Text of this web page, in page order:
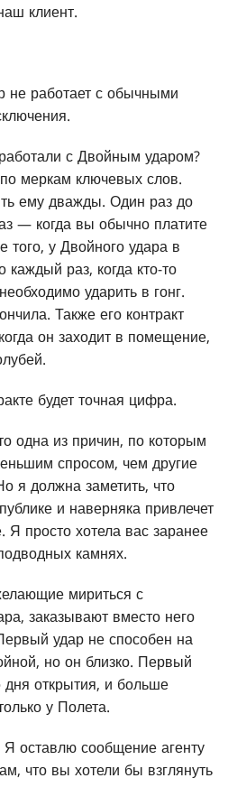
клиент.
работает с обычными
с Двойным ударом?
меркам ключевых слов.
ему дважды. Один раз до
— когда вы обычно платите
у Двойного удара в
каждый раз, когда кто-то
ударить в гонг.
Также его контракт
он заходит в помещение,
будет точная цифра.
одна из причин, по которым
спросом, чем другие
я должна заметить, что
и наверняка привлечет
Я просто хотела вас заранее
камнях.
мириться с
заказывают вместо него
удар не способен на
но он близко. Первый
открытия, и больше
у Полета.
оставлю сообщение агенту
что вы хотели бы взглянуть